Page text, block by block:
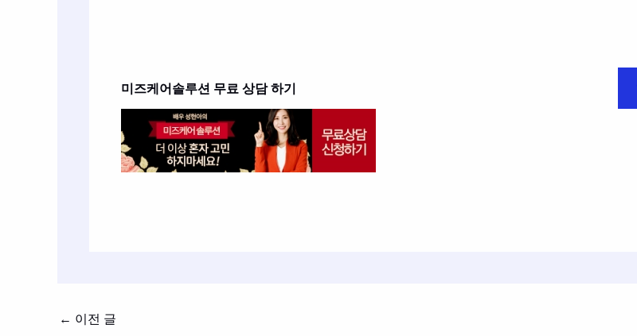
미즈케어솔루션 무료 상담 하기
← 이전 글